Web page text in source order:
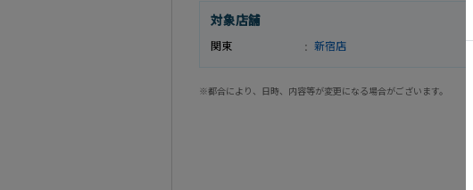
対象店舗
関東 新宿店
※都合により、日時、内容等が変更になる場合がございます。